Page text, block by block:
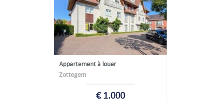
Appartement à louer
Zottegem
€ 1.000